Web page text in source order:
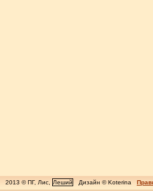
2013 © ПГ, Лис, Леший Дизайн © Koterina